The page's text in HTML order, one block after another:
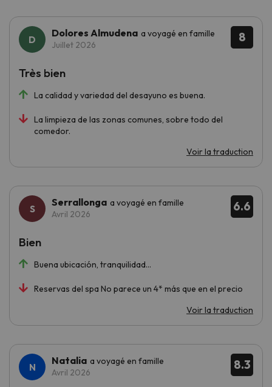
8
Dolores Almudena a voyagé en famille
Juillet 2026
La calidad y variedad del desayuno es buena.
La limpieza de las zonas comunes, sobre todo del
comedor.
Très bien
Voir la traduction
6.6
Serrallonga a voyagé en famille
Avril 2026
Buena ubicación, tranquilidad…
Reservas del spa No parece un 4* más que en el precio
Bien
Voir la traduction
8.3
Natalia a voyagé en famille
Avril 2026